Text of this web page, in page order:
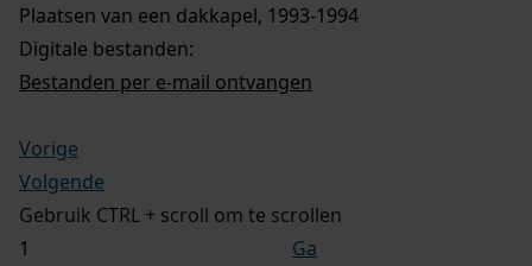
Plaatsen van een dakkapel, 1993-1994
Digitale bestanden:
Bestanden per e-mail ontvangen
Vorige
Volgende
Gebruik CTRL + scroll om te scrollen
Ga